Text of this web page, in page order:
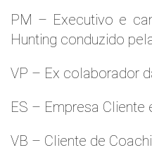
PM – Executivo e
Hunting conduzido
VP – Ex colaborador
ES – Empresa
VB – Cliente de